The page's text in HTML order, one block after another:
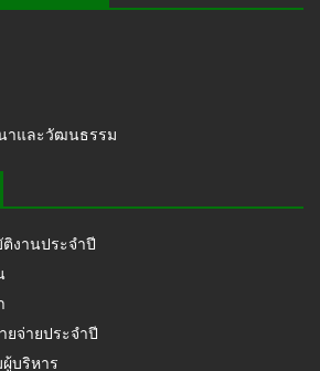
าและวัฒนธรรม
งานประจำปี
ยจ่ายประจำปี
บริหาร